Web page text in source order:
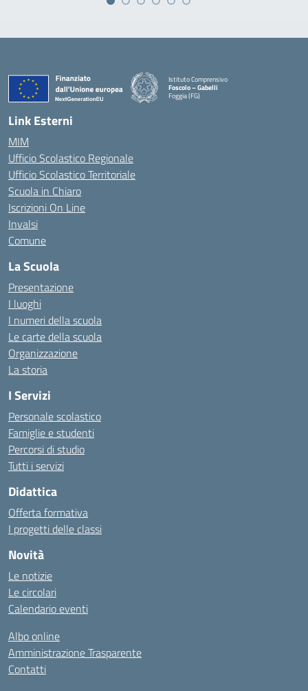
Istituto Comprensivo
Foscolo – Gabelli
Foggia (FG)
— Visita la pagina iniziale della scuola
Link Esterni
MIM
Ufficio Scolastico Regionale
Ufficio Scolastico Territoriale
Scuola in Chiaro
Iscrizioni On Line
Invalsi
Comune
La Scuola
Presentazione
I luoghi
I numeri della scuola
Le carte della scuola
Organizzazione
La storia
I Servizi
Personale scolastico
Famiglie e studenti
Percorsi di studio
Tutti i servizi
Didattica
Offerta formativa
I progetti delle classi
Novità
Le notizie
Le circolari
Calendario eventi
Albo online
Amministrazione Trasparente
Contatti